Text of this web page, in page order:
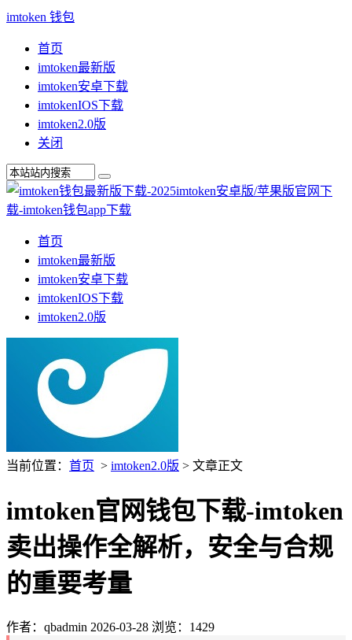
imtoken 钱包
首页
imtoken最新版
imtoken安卓下载
imtokenIOS下载
imtoken2.0版
关闭
首页
imtoken最新版
imtoken安卓下载
imtokenIOS下载
imtoken2.0版
当前位置： 首页 > imtoken2.0版 > 文章正文
imtoken官网钱包下载-imtoken
卖出操作全解析，安全与合规
的重要考量
作者：qbadmin 2026-03-28 浏览：1429